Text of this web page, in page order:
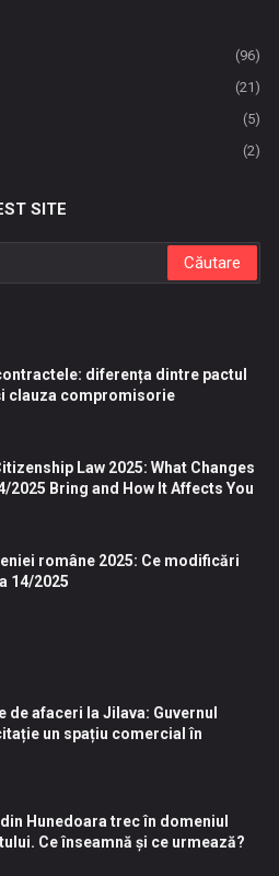
(96)
(21)
(5)
(2)
SITE
diferența dintre pactul
clauza compromisorie
Law 2025: What Changes
2025 Bring and How It Affects You
române 2025: Ce modificări
14/2025
de afaceri la Jilava: Guvernul
un spațiu comercial în
Hunedoara trec în domeniul
Ce înseamnă și ce urmează?